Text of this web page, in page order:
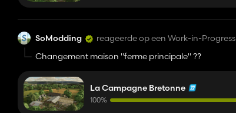
SoModding reageerde op een Work-in-Progress
Changement maison "ferme principale" ??
La Campagne Bretonne
100%